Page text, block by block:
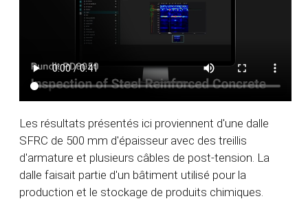
Les résultats présentés ici proviennent d'une dalle
SFRC de 500 mm d'épaisseur avec des treillis
d'armature et plusieurs câbles de post-tension. La
dalle faisait partie d'un bâtiment utilisé pour la
production et le stockage de produits chimiques.